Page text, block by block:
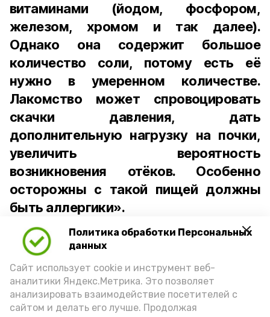
Политика обработки Персональных
данных
Сайт использует cookie и инструмент веб-
аналитики Яндекс.Метрика. Это позволяет
анализировать взаимодействие посетителей с
сайтом и делать его лучше. Продолжая
витаминами (йодом, фосфором,
железом, хромом и так далее).
Однако она содержит большое
количество соли, потому есть её
нужно в умеренном количестве.
Лакомство может спровоцировать
скачки давления, дать
дополнительную нагрузку на почки,
увеличить вероятность
возникновения отёков. Особенно
осторожны с такой пищей должны
быть аллергики».
Для взрослого человека безопасной
порцией икры считается 30-50 граммов
(2-3 ложки). При этом следует обратить
внимание на хлеб, с которым она
подаётся: лучше выбирать